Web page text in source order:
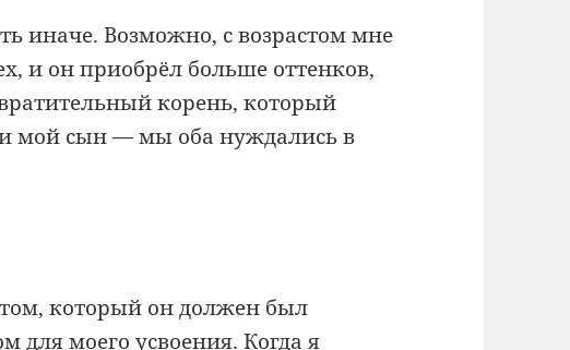
иначе. Возможно, с возрастом мне
и он приобрёл больше оттенков,
корень, который
мой сын — мы оба нуждались в
который он должен был
для моего усвоения. Когда я